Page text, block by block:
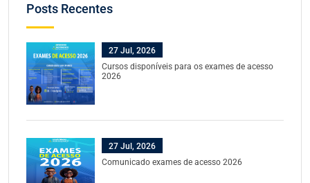
Posts Recentes
27 Jul, 2026
Cursos disponíveis para os exames de acesso
2026
27 Jul, 2026
Comunicado exames de acesso 2026